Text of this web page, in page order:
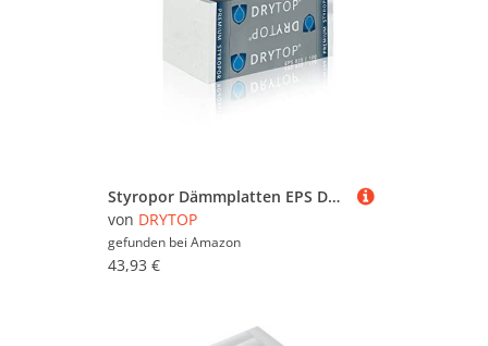
Styropor Dämmplatten EPS DEO 035 dm - 100 kPa Farbe: weiss (1 Paket Styroporplatten INHALT: 50mm 4,5m²) - sicherer Versand Ihrer Bestellung durch passgenaue 2-wellige Versandkartons
von DRYTOP
gefunden bei Amazon
43,93 €